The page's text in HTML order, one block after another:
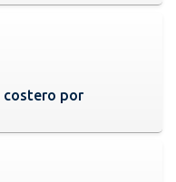
costero por